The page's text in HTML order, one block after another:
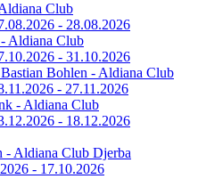
Club
- 28.08.2026
Aldiana Club
- 31.10.2026
Bohlen - Aldiana Club
- 27.11.2026
- Aldiana Club
- 18.12.2026
- Aldiana Club Djerba
- 17.10.2026